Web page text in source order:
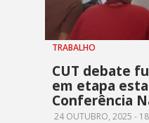
TRABALHO
CUT debate
em etapa
Conferência
24 OUTUBRO, 2025 -